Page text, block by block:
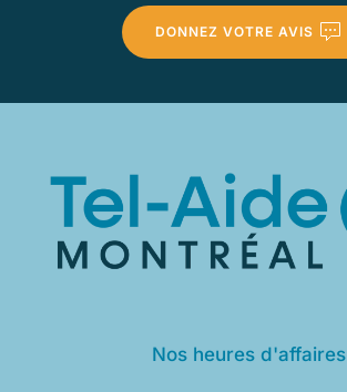
DONNEZ VOTRE AVIS
Nos heures d'affaires